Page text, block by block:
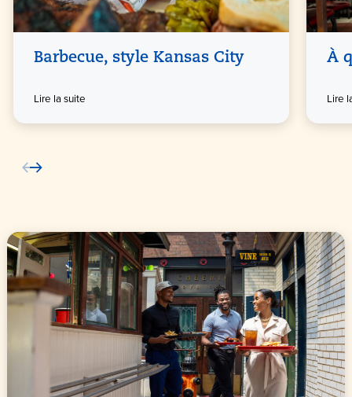
Barbecue, style Kansas City
Lire la suite
À
Lire